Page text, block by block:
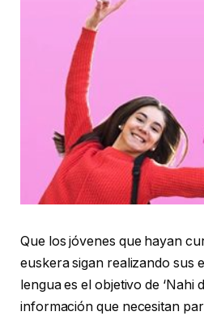
Que los jóvenes que hayan
euskera sigan realizando sus
lengua es el objetivo de ‘Nahi
información que necesitan